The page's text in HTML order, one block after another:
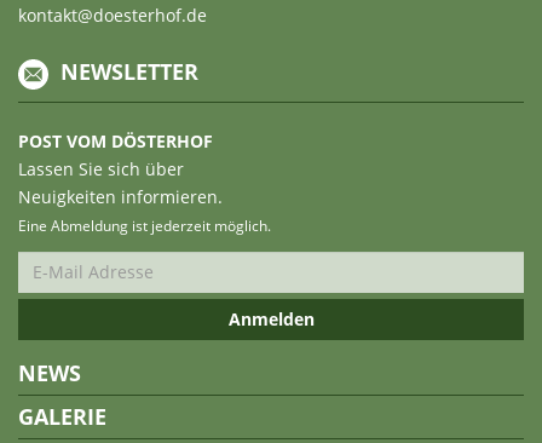
kontakt@doesterhof.de
NEWSLETTER
POST VOM DÖSTERHOF
Lassen Sie sich über
Neuigkeiten informieren.
Eine Abmeldung ist jederzeit möglich.
NEWS
GALERIE